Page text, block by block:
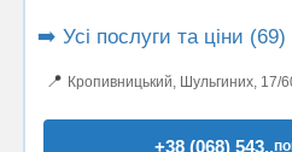
➡️ Усі послуги та ціни (69)
📍 Кропивницький, Шульгиних, 17/
+38 (068) 543..